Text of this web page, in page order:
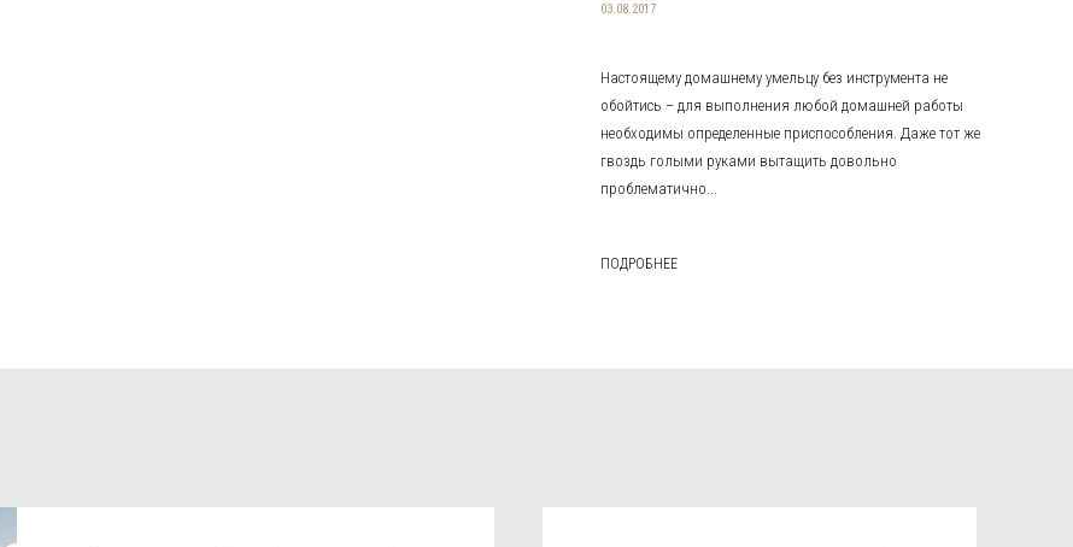
03.08.2017
Настоящему домашнему умельцу без инструмента не
обойтись – для выполнения любой домашней работы
необходимы определенные приспособления. Даже тот же
гвоздь голыми руками вытащить довольно
проблематично...
ПОДРОБНЕЕ